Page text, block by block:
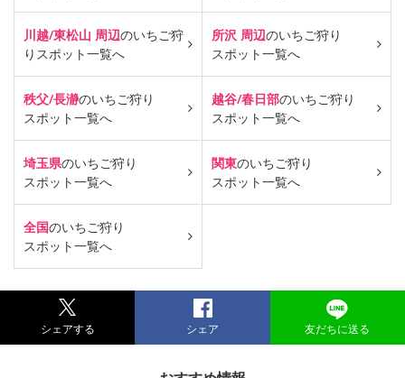
川越/東松山 周辺のいちご狩
り スポット一覧へ
所沢 周辺のいちご狩り
スポット一覧へ
秩父/長瀞のいちご狩り
スポット一覧へ
越谷/春日部のいちご狩り
スポット一覧へ
埼玉県のいちご狩り
スポット一覧へ
関東のいちご狩り
スポット一覧へ
全国のいちご狩り
スポット一覧へ
シェアする シェア 友だちに送る